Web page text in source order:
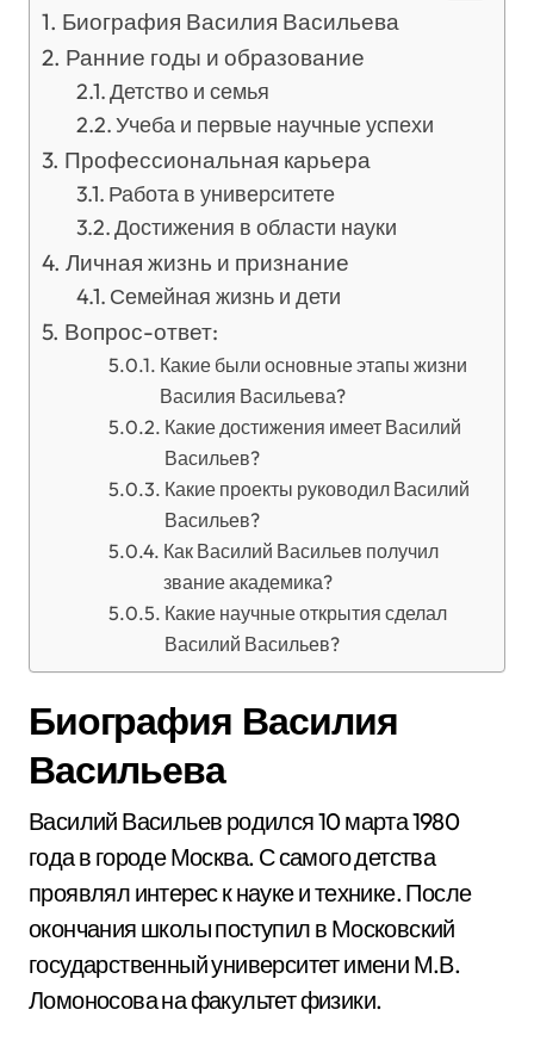
Биография Василия Васильева
Ранние годы и образование
Детство и семья
Учеба и первые научные успехи
Профессиональная карьера
Работа в университете
Достижения в области науки
Личная жизнь и признание
Семейная жизнь и дети
Вопрос-ответ:
Какие были основные этапы жизни
Василия Васильева?
Какие достижения имеет Василий
Васильев?
Какие проекты руководил Василий
Васильев?
Как Василий Васильев получил
звание академика?
Какие научные открытия сделал
Василий Васильев?
Биография Василия
Васильева
Василий Васильев родился 10 марта 1980
года в городе Москва. С самого детства
проявлял интерес к науке и технике. После
окончания школы поступил в Московский
государственный университет имени М.В.
Ломоносова на факультет физики.